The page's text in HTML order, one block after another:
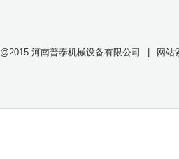
@2015 河南普泰机械设备有限公司 网站